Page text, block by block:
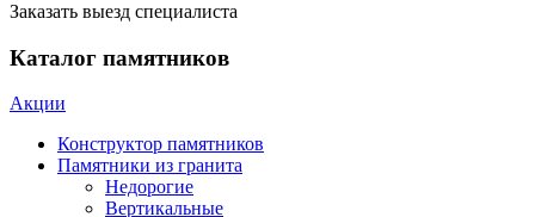
Заказать выезд специалиста
Каталог памятников
Акции
Конструктор памятников
Памятники из гранита
Недорогие
Вертикальные